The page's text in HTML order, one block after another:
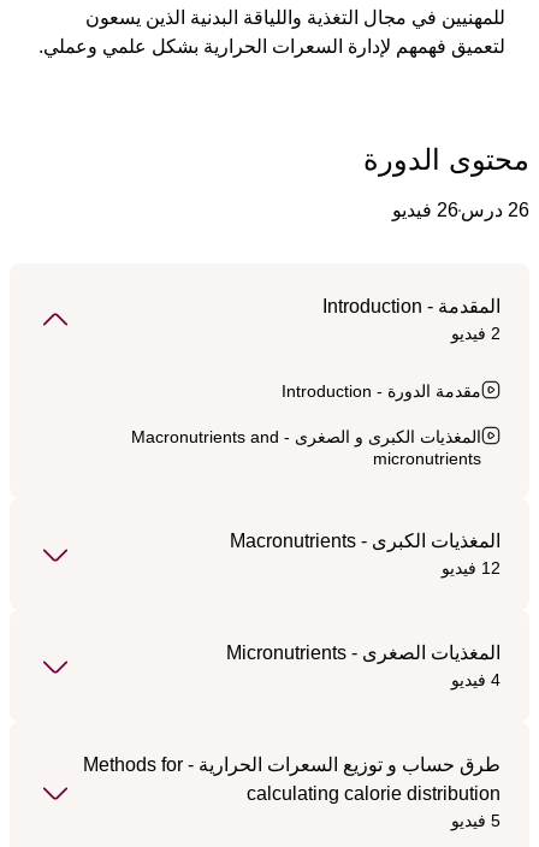
لتعميق فهمهم لإدارة السعرات الحرارية بشكل علمي وعملي.
محتوى الدورة
26 درس 26 فيديو
المقدمة - Introduction
2 فيديو
مقدمة الدورة - Introduction
المغذيات الكبرى و الصغرى - Macronutrients and
micronutrients
المغذيات الكبرى - Macronutrients
12 فيديو
المغذيات الصغرى - Micronutrients
4 فيديو
طرق حساب و توزيع السعرات الحرارية - Methods for
calculating calorie distribution
5 فيديو